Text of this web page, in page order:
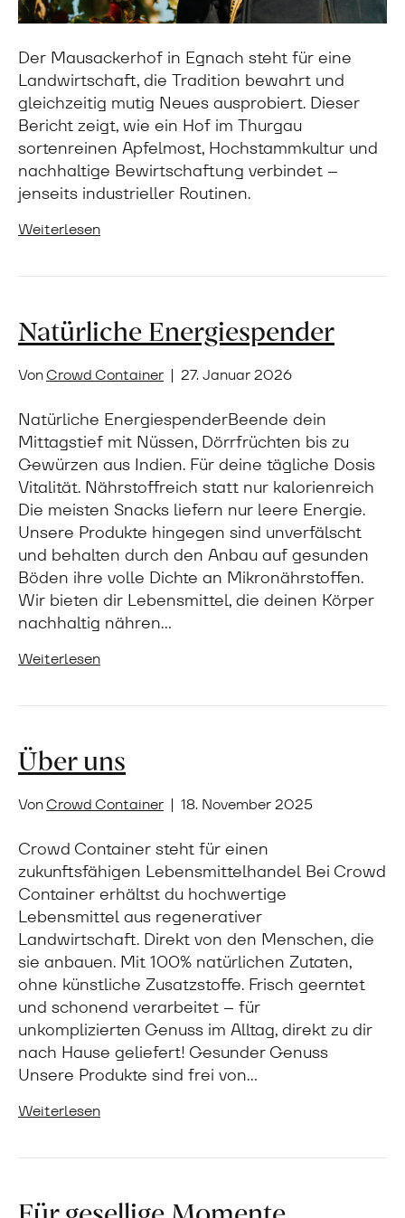
Der Mausackerhof in Egnach steht für eine
Landwirtschaft, die Tradition bewahrt und
gleichzeitig mutig Neues ausprobiert. Dieser
Bericht zeigt, wie ein Hof im Thurgau
sortenreinen Apfelmost, Hochstammkultur und
nachhaltige Bewirtschaftung verbindet –
jenseits industrieller Routinen.
Weiterlesen
Natürliche Energiespender
VonCrowd Container | 27. Januar 2026
Natürliche EnergiespenderBeende dein
Mittagstief mit Nüssen, Dörrfrüchten bis zu
Gewürzen aus Indien. Für deine tägliche Dosis
Vitalität. Nährstoffreich statt nur kalorienreich
Die meisten Snacks liefern nur leere Energie.
Unsere Produkte hingegen sind unverfälscht
und behalten durch den Anbau auf gesunden
Böden ihre volle Dichte an Mikronährstoffen.
Wir bieten dir Lebensmittel, die deinen Körper
nachhaltig nähren…
Weiterlesen
Über uns
VonCrowd Container | 18. November 2025
Crowd Container steht für einen
zukunftsfähigen Lebensmittelhandel Bei Crowd
Container erhältst du hochwertige
Lebensmittel aus regenerativer
Landwirtschaft. Direkt von den Menschen, die
sie anbauen. Mit 100% natürlichen Zutaten,
ohne künstliche Zusatzstoffe. Frisch geerntet
und schonend verarbeitet – für
unkomplizierten Genuss im Alltag, direkt zu dir
nach Hause geliefert! Gesunder Genuss
Unsere Produkte sind frei von…
Weiterlesen